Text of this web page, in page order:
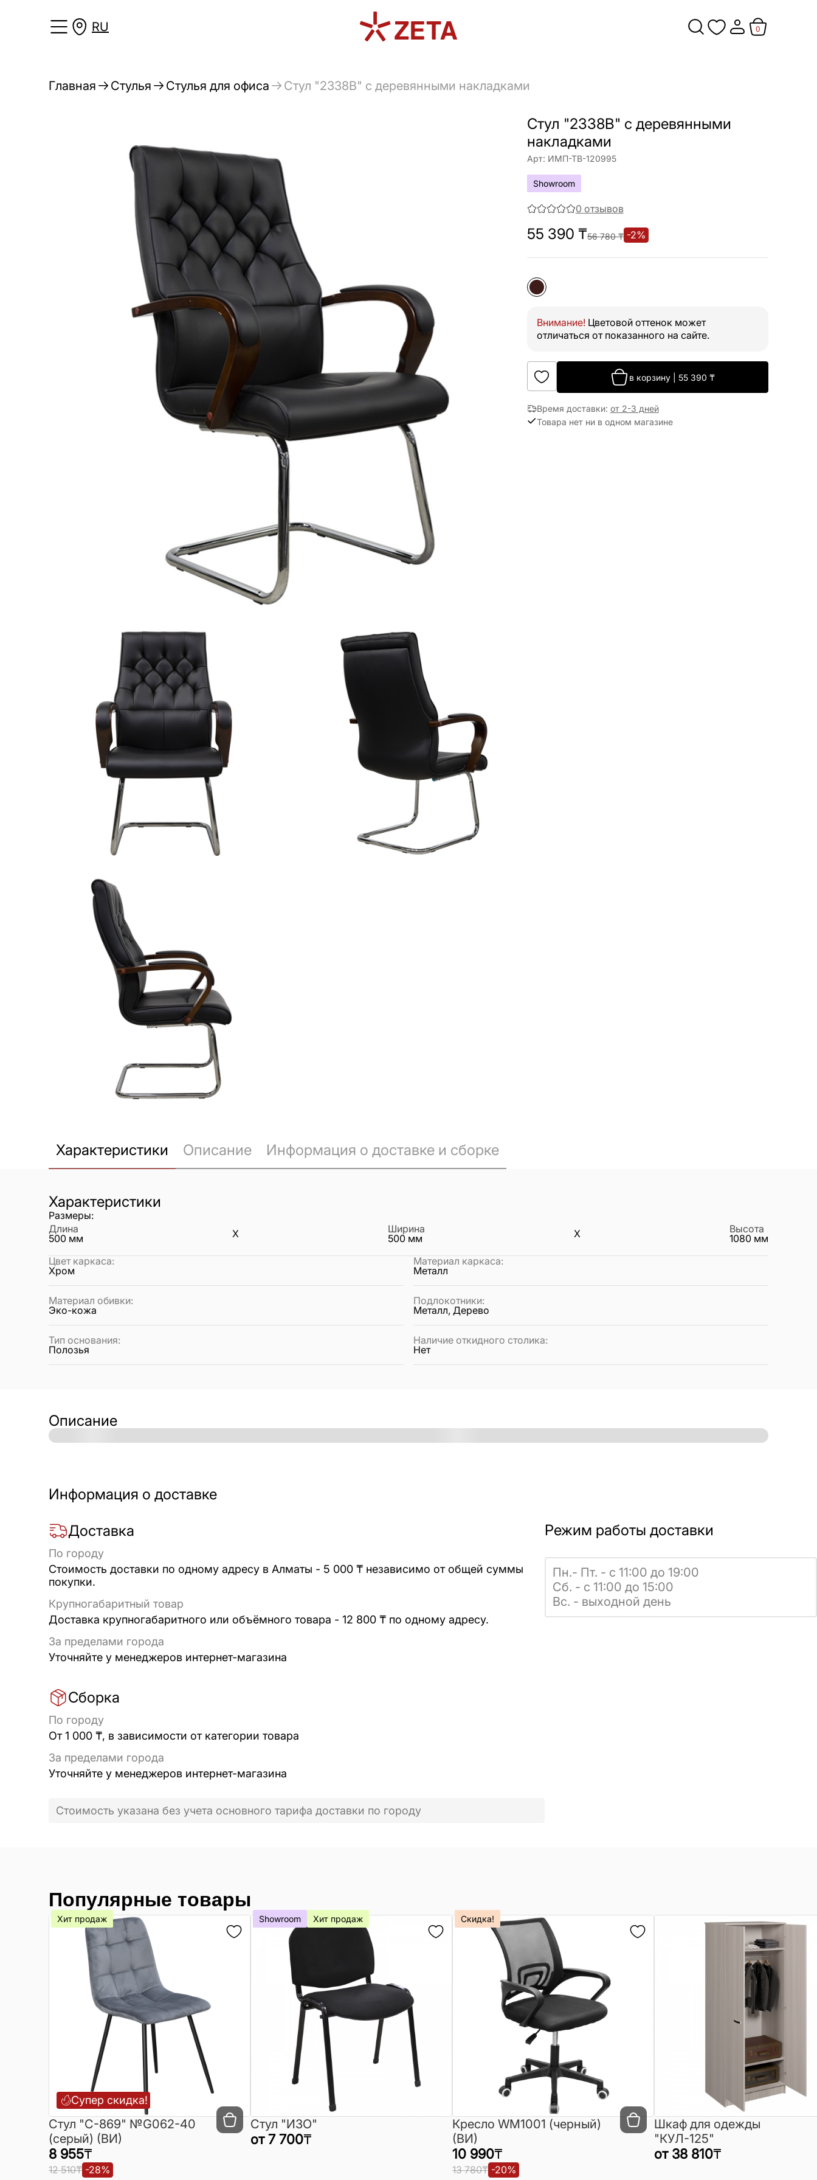
RU 0
Главная Стулья Стулья для офиса Стул "2338B" с деревянными накладками
Стул "2338B" с деревянными
накладками
Арт: ИМП-ТВ-120995
Showroom
0 отзывов
55 390 ₸56 780₸ -2%
Внимание! Цветовой оттенок может
отличаться от показанного на сайте.
в корзину 55 390 ₸
Время доставки: от 2-3 дней
Товара нет ни в одном магазине
Характеристики Описание Информация о доставке и сборке
Характеристики
Размеры:
Длина
500 мм X
Ширина
500 мм X
Высота
1080 мм
Цвет каркаса:
Хром
Материал каркаса:
Металл
Материал обивки:
Эко-кожа
Подлокотники:
Металл, Дерево
Тип основания:
Полозья
Наличие откидного столика:
Нет
Описание
Информация о доставке
Доставка
По городу
Стоимость доставки по одному адресу в Алматы - 5 000 ₸ независимо от общей суммы
покупки.
Крупногабаритный товар
Доставка крупногабаритного или объёмного товара - 12 800 ₸ по одному адресу.
За пределами города
Уточняйте у менеджеров интернет-магазина
Сборка
По городу
От 1 000 ₸, в зависимости от категории товара
За пределами города
Уточняйте у менеджеров интернет-магазина
Стоимость указана без учета основного тарифа доставки по городу
Режим работы доставки
Пн.- Пт. - с 11:00 до 19:00
Сб. - с 11:00 до 15:00
Вс. - выходной день
Популярные товары
Супер скидка!
Хит продаж
Cтул "C-869" №G062-40
(серый) (ВИ)
8 955₸
12 510₸ -28%
Showroom Хит продаж
Стул "ИЗО"
от 7 700₸
Скидка!
Кресло WM1001 (черный)
(ВИ)
10 990₸
13 780₸ -20%
Шкаф для одежды
"КУЛ-125"
от 38 810₸